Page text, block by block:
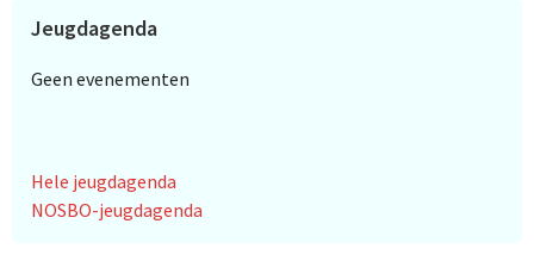
Jeugdagenda
Geen evenementen
Hele jeugdagenda
NOSBO-jeugdagenda